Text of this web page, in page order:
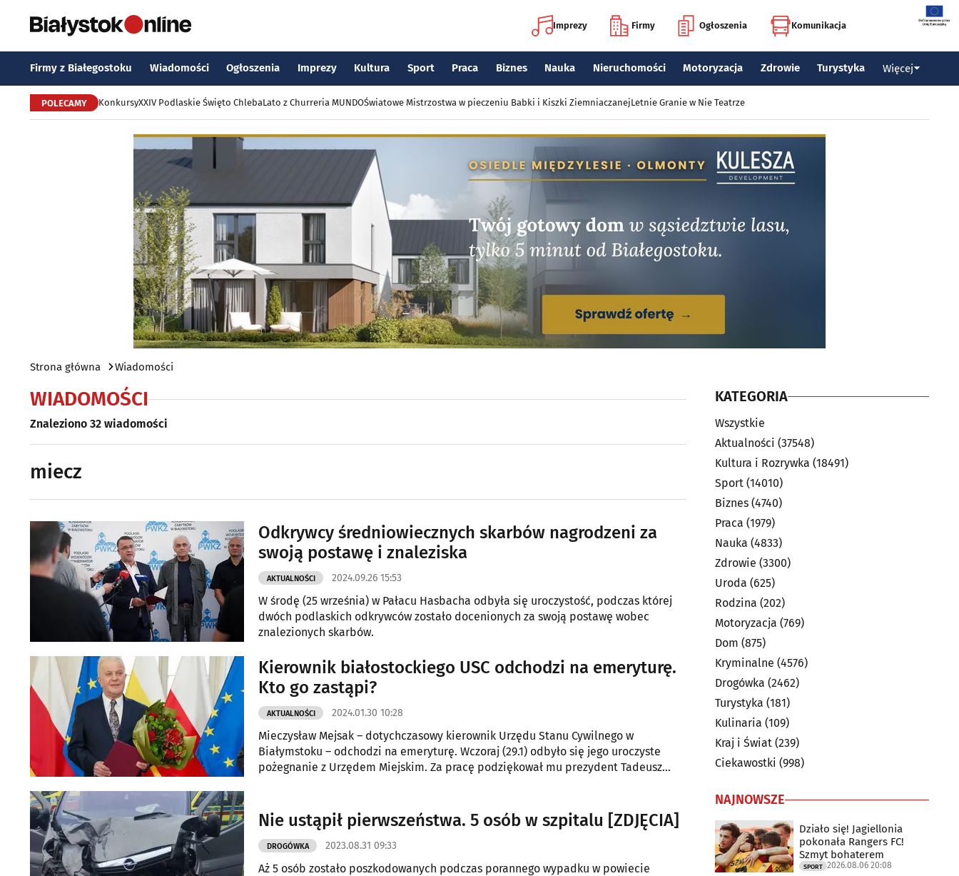
Imprezy Firmy Ogłoszenia Komunikacja
Firmy z Białegostoku Wiadomości Ogłoszenia Imprezy Kultura Sport Praca Biznes Nauka Nieruchomości Motoryzacja Zdrowie Turystyka Więcej
POLECAMY KonkursyXXIV Podlaskie Święto ChlebaLato z Churreria MUNDOŚwiatowe Mistrzostwa w pieczeniu Babki i Kiszki ZiemniaczanejLetnie Granie w Nie Teatrze
Strona główna Wiadomości
WIADOMOŚCI
Znaleziono 32 wiadomości
miecz
Odkrywcy średniowiecznych skarbów nagrodzeni za
swoją postawę i znaleziska
AKTUALNOŚCI 2024.09.26 15:53
W środę (25 września) w Pałacu Hasbacha odbyła się uroczystość, podczas której
dwóch podlaskich odkrywców zostało docenionych za swoją postawę wobec
znalezionych skarbów.
Kierownik białostockiego USC odchodzi na emeryturę.
Kto go zastąpi?
AKTUALNOŚCI 2024.01.30 10:28
Mieczysław Mejsak – dotychczasowy kierownik Urzędu Stanu Cywilnego w
Białymstoku – odchodzi na emeryturę. Wczoraj (29.1) odbyło się jego uroczyste
pożegnanie z Urzędem Miejskim. Za pracę podziękował mu prezydent Tadeusz
Nie ustąpił pierwszeństwa. 5 osób w szpitalu [ZDJĘCIA]
DROGÓWKA 2023.08.31 09:33
Aż 5 osób zostało poszkodowanych podczas porannego wypadku w powiecie
KATEGORIA
Wszystkie
Aktualności (37548)
Kultura i Rozrywka (18491)
Sport (14010)
Biznes (4740)
Praca (1979)
Nauka (4833)
Zdrowie (3300)
Uroda (625)
Rodzina (202)
Motoryzacja (769)
Dom (875)
Kryminalne (4576)
Drogówka (2462)
Turystyka (181)
Kulinaria (109)
Kraj i Świat (239)
Ciekawostki (998)
NAJNOWSZE
Działo się! Jagiellonia
pokonała Rangers FC!
Szmyt bohaterem
SPORT 2026.08.06 20:08